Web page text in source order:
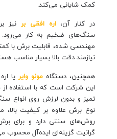
کمک شایانی می‌کند.
در کنار آن،اره افقی بر نیز
سنگ‌های ضخیم به کار می‌رود.
مهندسی شده، قابلیت برش با
نیازمند دقت بالا بسیار مناسب
همچنین، دستگاهمونو وایر یا
این شرکت است که با استفاده
تمیز و بدون لرزش روی انواع
نوع برش علاوه بر کیفیت
روش‌های سنتی دارد و برای
گرانیت گزینه‌ای ایده‌آل محسوب